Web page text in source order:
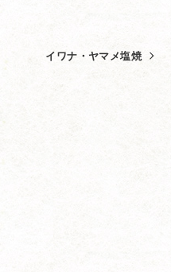
イワナ・ヤマメ塩焼